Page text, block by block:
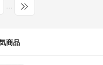
…
商品